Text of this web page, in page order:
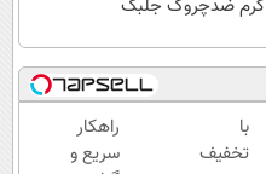
کرم ضدچروک جلبک
با
تخفیف
راهکار
سریع و